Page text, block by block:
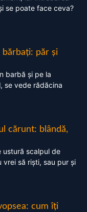
se poate face ceva?
păr și
barbă și pe la
se vede rădăcina
cărunt: blândă,
ustură scalpul de
vrei să riști, sau pur și
cum îți